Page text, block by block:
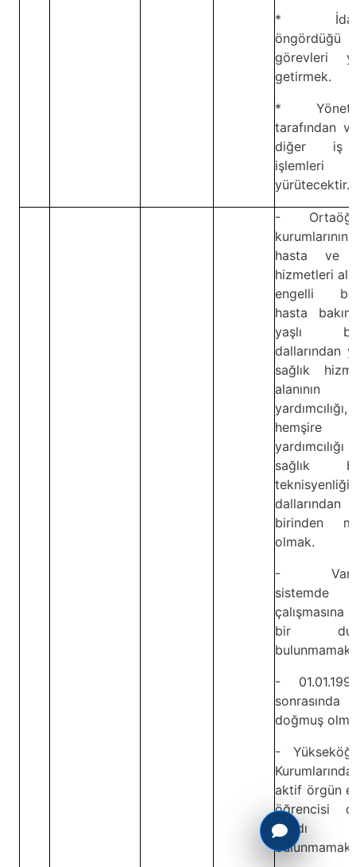
*
öngördüğü
görevleri
getirmek.
*
tarafından
diğer iş
işlemleri
yürütecektir.
-
kurumlarının
hasta ve
hizmetleri
engelli
hasta
yaşlı
dallarından
sağlık
alanının
yardımcılığı,
hemşire
sağlık
teknisyenliği
dallarından
birinden
olmak.
-
sistemde
çalışmasına
bir
bulunmamak.
-
sonrasında
doğmuş
-
Kurumlarında
aktif örgün
öğrencisi
kaydı
bulunmamak.